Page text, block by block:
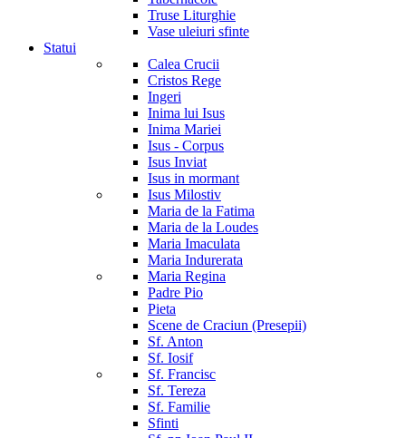
Truse Liturghie
Vase uleiuri sfinte
Statui
Calea Crucii
Cristos Rege
Ingeri
Inima lui Isus
Inima Mariei
Isus - Corpus
Isus Inviat
Isus in mormant
Isus Milostiv
Maria de la Fatima
Maria de la Loudes
Maria Imaculata
Maria Indurerata
Maria Regina
Padre Pio
Pieta
Scene de Craciun (Presepii)
Sf. Anton
Sf. Iosif
Sf. Francisc
Sf. Tereza
Sf. Familie
Sfinti